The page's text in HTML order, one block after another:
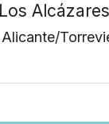
Los Alcázares
Alicante/